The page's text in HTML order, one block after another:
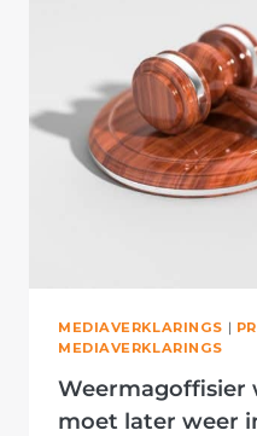
AS
VAN
SKULD
MEDIAVERKLARINGS |
MEDIAVERKLARINGS
Weermagoffisier
moet later weer